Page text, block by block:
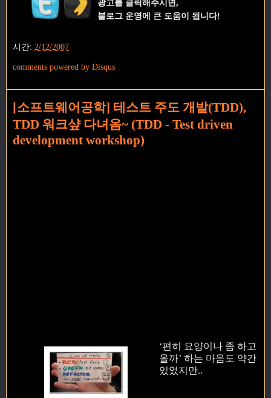
광고를 클릭해주시면,
블로그 운영에 큰 도움이 됩니다!
시간: 2/12/2007
comments powered by Disqus
[소프트웨어공학] 테스트 주도 개발(TDD),
TDD 워크샾 다녀옴~ (TDD - Test driven
development workshop)
‘편히 요양이나 좀 하고
올까’ 하는 마음도 약간
있었지만..